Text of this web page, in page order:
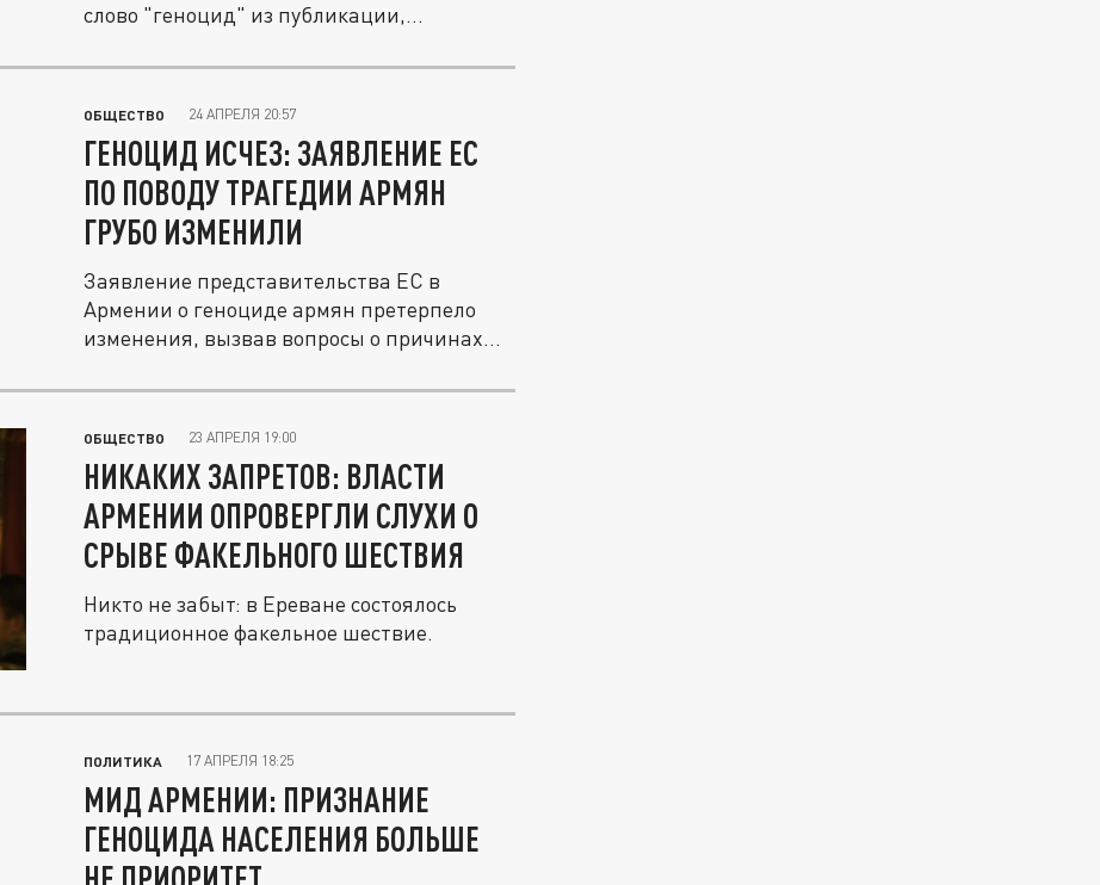
слово "геноцид" из публикации,...
ОБЩЕСТВО 24 АПРЕЛЯ 20:57
ГЕНОЦИД ИСЧЕЗ: ЗАЯВЛЕНИЕ ЕС
ПО ПОВОДУ ТРАГЕДИИ АРМЯН
ГРУБО ИЗМЕНИЛИ
Заявление представительства ЕС в
Армении о геноциде армян претерпело
изменения, вызвав вопросы о причинах
ОБЩЕСТВО 23 АПРЕЛЯ 19:00
НИКАКИХ ЗАПРЕТОВ: ВЛАСТИ
АРМЕНИИ ОПРОВЕРГЛИ СЛУХИ О
СРЫВЕ ФАКЕЛЬНОГО ШЕСТВИЯ
Никто не забыт: в Ереване состоялось
традиционное факельное шествие.
ПОЛИТИКА 17 АПРЕЛЯ 18:25
МИД АРМЕНИИ: ПРИЗНАНИЕ
ГЕНОЦИДА НАСЕЛЕНИЯ БОЛЬШЕ